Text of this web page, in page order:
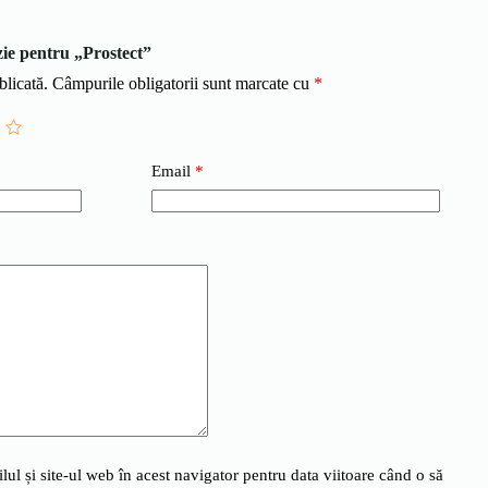
pentru „Prostect”
Câmpurile obligatorii sunt marcate cu *
Email *
și site-ul web în acest navigator pentru data viitoare când o să